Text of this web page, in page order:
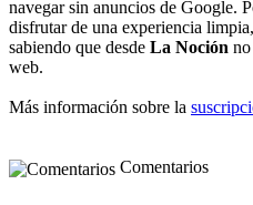
navegar sin anuncios de Google.
disfrutar de una experiencia
sabiendo que desde La Noción
web.
Más información sobre la
Comentarios